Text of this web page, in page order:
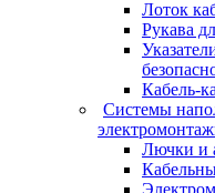
Лоток
Рукава
Кабель-
Системы
Лючки и